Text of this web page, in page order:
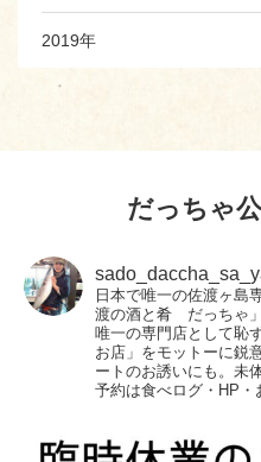
2019年
だっちゃ
日本で唯一の佐渡ヶ島
渡の酒と肴 だっちゃ」
唯一の専門店として恥
お店」をモットーに鋭
ートのお誘いにも。未
予約は食べログ・HP・